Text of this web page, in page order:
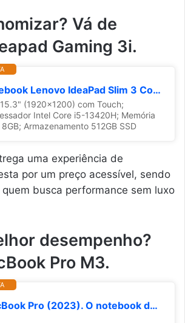
Vá de
Gaming 3i.
Notebook Lenovo IdeaPad Slim 3 Core i5-13420H 8GB 512GB SSD Tela 15.3" Touch Screen - 83NS000ABR W11
(1920x1200) com Touch;
Intel Core i5-13420H; Memória
8GB; Armazenamento 512GB SSD
uma experiência de
por um preço acessível, sendo
busca performance sem luxo
desempenho?
Pro M3.
MacBook Pro (2023). O notebook da Apple chip M3 Pro, CPU de 11-core e GPU de 14-core: Tela Liquid Retina XDR de 14,2 pol, 18GB memória unificada e SSD 512GB. Funciona com o iPhone/iPad. Preto-espacial